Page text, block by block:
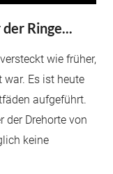
Ringe...
wie früher,
war. Es ist heute
aufgeführt.
der Drehorte von
keine